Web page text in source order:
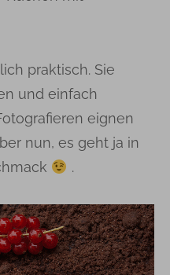
praktisch. Sie
und einfach
eignen
nun, es geht ja in
.